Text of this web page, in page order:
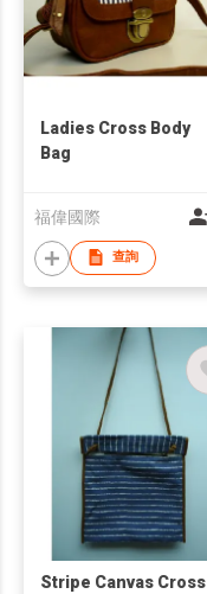
Ladies Cross Body
Bag
福偉國際
查詢
Stripe Canvas Cross